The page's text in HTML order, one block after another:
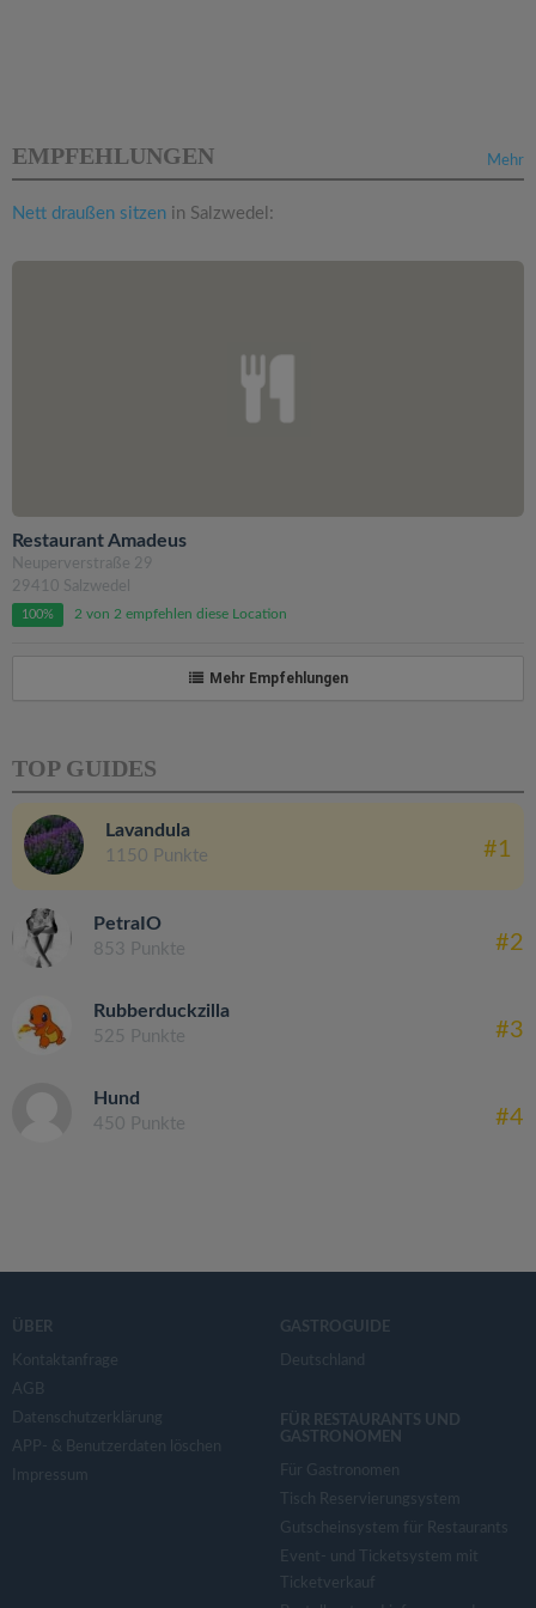
Mehr
EMPFEHLUNGEN
Nett draußen sitzen in Salzwedel:
Restaurant Amadeus
Neuperverstraße 29
29410 Salzwedel
100% 2 von 2 empfehlen diese Location
Mehr Empfehlungen
TOP GUIDES
Lavandula
1150 Punkte #1
PetraIO
853 Punkte #2
Rubberduckzilla
525 Punkte #3
Hund
450 Punkte #4
ÜBER
Kontaktanfrage
AGB
Datenschutzerklärung
APP- & Benutzerdaten löschen
Impressum
GASTROGUIDE
Deutschland
FÜR RESTAURANTS UND
GASTRONOMEN
Für Gastronomen
Tisch Reservierungsystem
Gutscheinsystem für Restaurants
Event- und Ticketsystem mit
Ticketverkauf